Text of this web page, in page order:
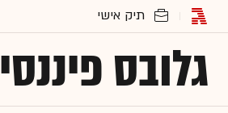
גלובס פיננסי